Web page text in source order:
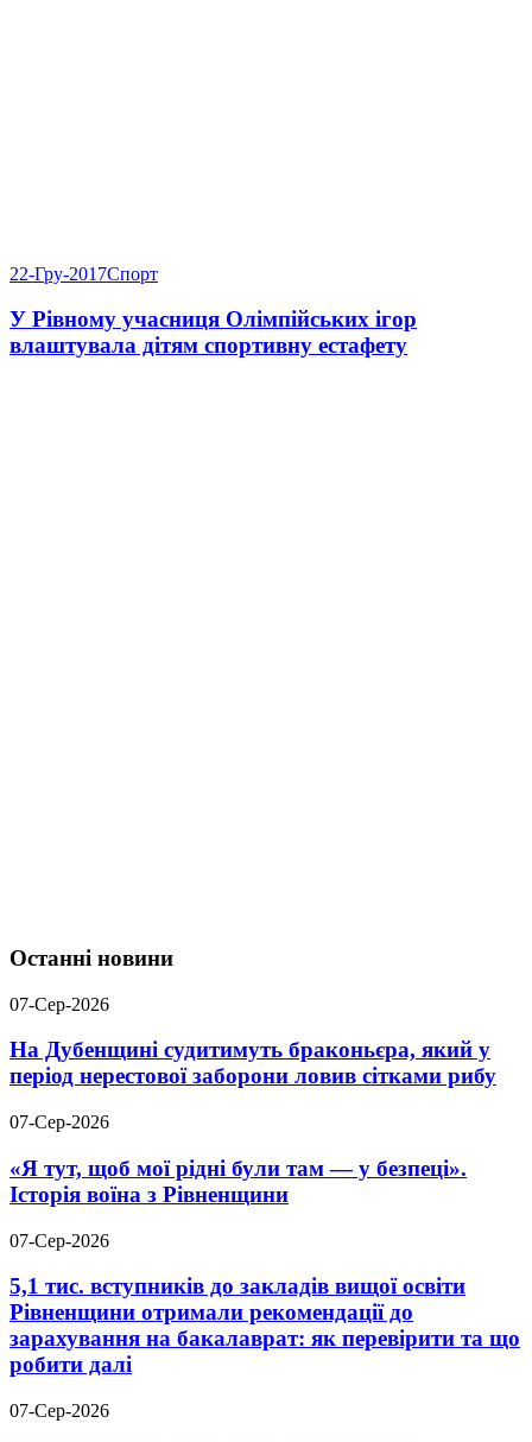
22-Гру-2017Спорт
У Рівному учасниця Олімпійських ігор
влаштувала дітям спортивну естафету
Останні новини
07-Сер-2026
На Дубенщині судитимуть браконьєра, який у
період нерестової заборони ловив сітками рибу
07-Сер-2026
«Я тут, щоб мої рідні були там — у безпеці».
Історія воїна з Рівненщини
07-Сер-2026
5,1 тис. вступників до закладів вищої освіти
Рівненщини отримали рекомендації до
зарахування на бакалаврат: як перевірити та що
робити далі
07-Сер-2026